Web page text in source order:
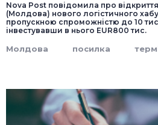
Nova Post повідомила про
(Молдова) нового логістичного
пропускною спроможністю до 10
інвестувавши в нього EUR800 тис.
Молдова посилка